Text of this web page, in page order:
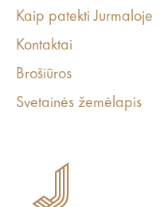
Kaip patekti Jurmaloje
Kontaktai
Brošiūros
Svetainės žemėlapis